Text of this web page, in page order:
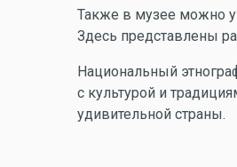
Также в музее можно
Здесь представлены
Национальный
с культурой и
удивительной страны.